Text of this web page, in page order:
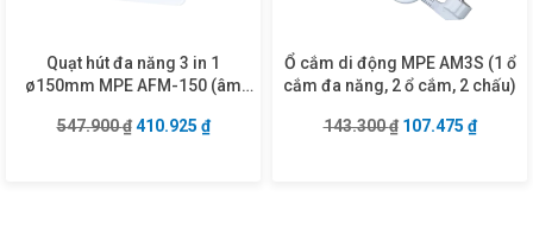
Quạt hút đa năng 3 in 1
ø150mm MPE AFM-150 (âm
547.900₫ Giá gốc là: 547.900 ₫.
410.925 ₫Giá hiện tại là: 410.925 ₫.
Ổ cắm di động MPE AM3S (1 ổ
cắm đa năng, 2 ổ cắm, 2 chấu)
143.300₫ Giá gốc là:
107.475 ₫Giá